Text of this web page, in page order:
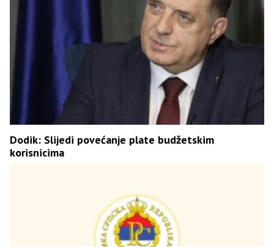
Dodik: Slijedi povećanje plate budžetskim
korisnicima